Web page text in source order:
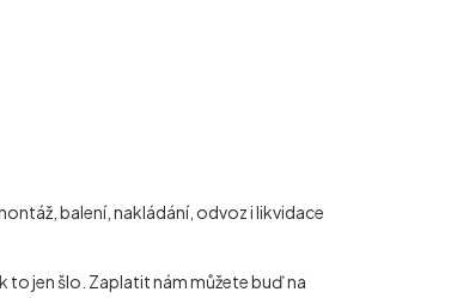
balení, nakládání, odvoz i likvidace
jen šlo. Zaplatit nám můžete buď na